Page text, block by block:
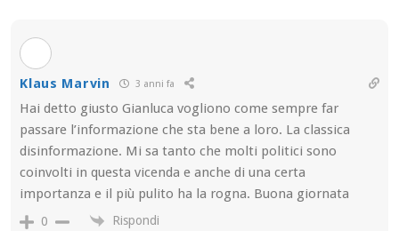
Klaus Marvin 3 anni fa
Hai detto giusto Gianluca vogliono come sempre far
passare l’informazione che sta bene a loro. La classica
disinformazione. Mi sa tanto che molti politici sono
coinvolti in questa vicenda e anche di una certa
importanza e il più pulito ha la rogna. Buona giornata
0 Rispondi